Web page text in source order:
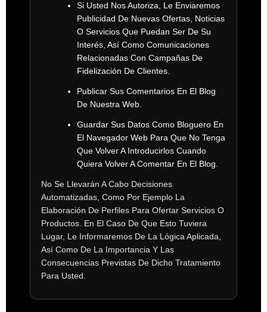
Si Usted Nos Autoriza, Le Enviaremos
Publicidad De Nuevas Ofertas, Noticias
O Servicios Que Puedan Ser De Su
Interés, Así Como Comunicaciones
Relacionadas Con Campañas De
Fidelización De Clientes.
Publicar Sus Comentarios En El Blog
De Nuestra Web.
Guardar Sus Datos Como Bloguero En
El Navegador Web Para Que No Tenga
Que Volver A Introducirlos Cuando
Quiera Volver A Comentar En El Blog.
No Se Llevarán A Cabo Decisiones
Automatizadas, Como Por Ejemplo La
Elaboración De Perfiles Para Ofertar Servicios O
Productos. En El Caso De Que Esto Tuviera
Lugar, Le Informaremos De La Lógica Aplicada,
Así Como De La Importancia Y Las
Consecuencias Previstas De Dicho Tratamiento
Para Usted.